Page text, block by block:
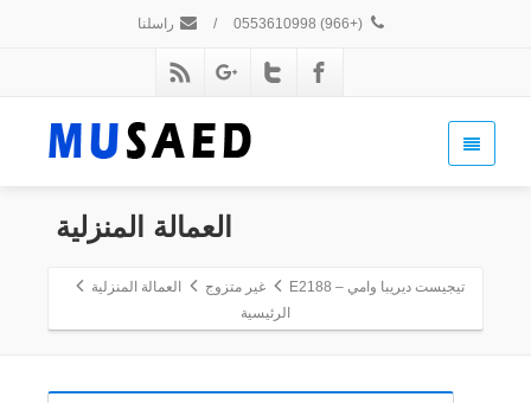
(+966) 0553610998
/ راسلنا
العمالة المنزلية
تيجيست ديريبا وامي – E2188 غير متزوج
العمالة المنزلية
الرئيسية